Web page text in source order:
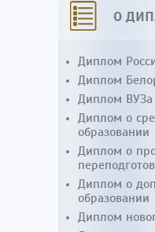
О
Диплом
Диплом
Диплом ВУЗа
Диплом о
образовании
Диплом о
Диплом о
образовании
Диплом